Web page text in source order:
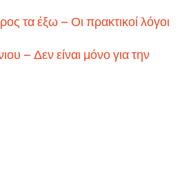
τα έξω – Οι πρακτικοί λόγοι
– Δεν είναι μόνο για την